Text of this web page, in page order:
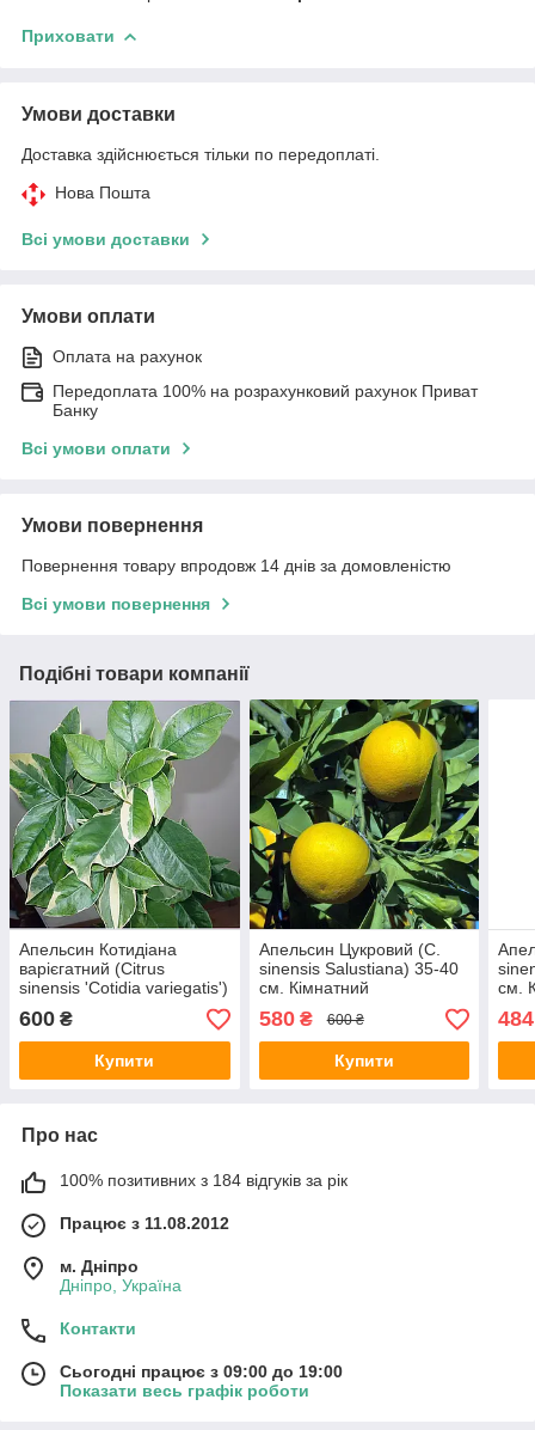
Приховати
Умови доставки
Доставка здійснюється тільки по передоплаті.
Нова Пошта
Всі умови доставки
Умови оплати
Оплата на рахунок
Передоплата 100% на розрахунковий рахунок Приват
Банку
Всі умови оплати
Умови повернення
Повернення товару впродовж 14 днів за домовленістю
Всі умови повернення
Подібні товари компанії
Апельсин Котидіана
варієгатний (Citrus
sinensis 'Cotidia variegatis')
30-35 см. Кімнатний
600 ₴
Купити
Апельсин Цукровий (C.
sinensis Salustiana) 35-40
см. Кімнатний
580₴ 600 ₴
Купити
см.
484
Про нас
100% позитивних з 184 відгуків за рік
Працює з 11.08.2012
м. Дніпро
Дніпро, Україна
Контакти
Сьогодні працює з 09:00 до 19:00
Показати весь графік роботи